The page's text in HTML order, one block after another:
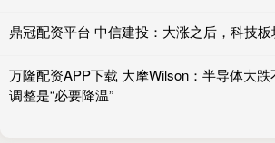
鼎冠配资平台 中信建投：大涨之后，科技板
万隆配资APP下载 大摩Wilson：半导体大跌
调整是“必要降温”